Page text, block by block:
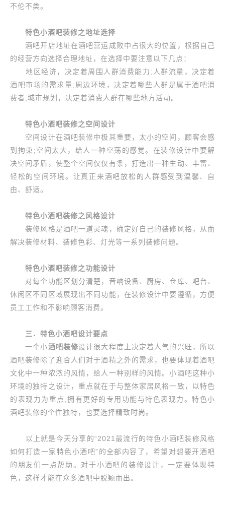
不伦不类。
特色小酒吧装修之地址选择
酒吧开店地址在酒吧营运成败中占很大的位置，根据自己
的经营方向选择合理地址，在选择中要注意以下几点：
地区经济，决定着周围人群消费能力;人群流量，决定着
酒吧市场的需求量;周边环境，决定着哪些人群是属于酒吧消
费者;城市规划，决定着消费人群在哪些地方活动。
特色小酒吧装修之空间设计
空间设计在酒吧装修中极其重要，太小的空间，顾客会感
到拘束;空间太大，给人一种空荡的感觉。在装修设计中要解
决空间矛盾，使整个空间仅仅有条，打造出一种生动、丰富、
轻松的空间环境。让真正来酒吧放松的人群感受到温馨、自
由、舒适。
特色小酒吧装修之风格设计
装修风格是酒吧一道灵魂，确定好自己的装修风格，从而
解决装修材料、装修色彩、灯光等一系列装修问题。
特色小酒吧装修之功能设计
对每个功能区划分清楚，音响设备、厨房、仓库、吧台、
休闲区不同区域展现出不同功能，在装修设计中要遵循，方便
员工工作和不影响顾客消费。
三．特色小酒吧设计要点
一个小酒吧装修设计很大程度上决定着人气的兴旺，所以
酒吧装修除了迎合人们对于酒精之外的需求，也要体现着酒吧
文化中一种浓浓的风情，给人一种别样的风情。小酒吧这种小
环境的独特之设计，重点就在于与整体家居风格一致，以特色
的表现力为重点,拥有更好的专用功能与特色表现力。特色小
酒吧装修的个性独特，也要选择精致时尚。
以上就是今天分享的“2021最流行的特色小酒吧装修风格
如何打造一家特色小酒吧”的全部内容了，希望对想要开酒吧
的朋友们一点帮助。对于小酒吧的装修设计，一定要体现特
色，这样才能在众多酒吧中脱颖而出。